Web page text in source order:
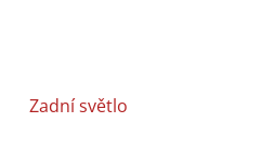
Zadní světlo